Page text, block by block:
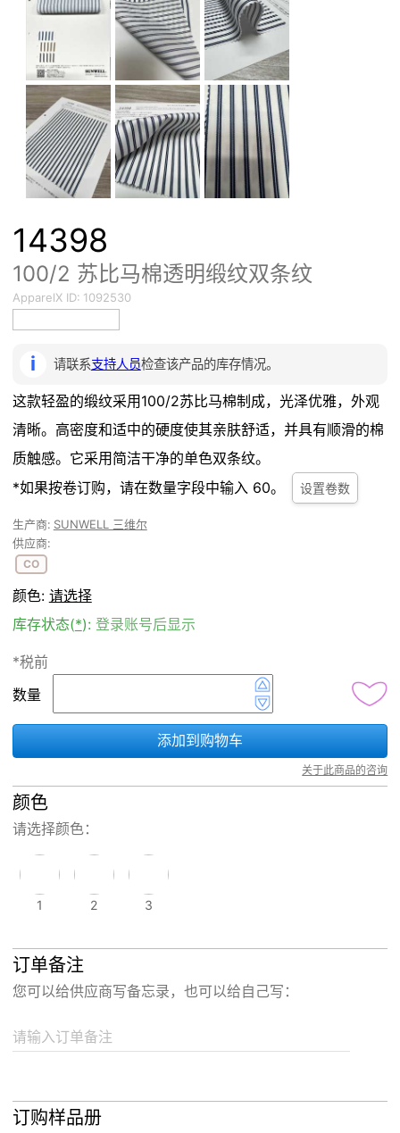
14398
100/2 苏比马棉透明缎纹双条纹
ApparelX ID: 1092530
请联系支持人员检查该产品的库存情况。
这款轻盈的缎纹采用100/2苏比马棉制成，光泽优雅，外观
清晰。高密度和适中的硬度使其亲肤舒适，并具有顺滑的棉
质触感。它采用简洁干净的单色双条纹。
*如果按卷订购，请在数量字段中输入 60。
设置卷数
生产商: SUNWELL 三维尔
供应商:
CO
颜色: 请选择
库存状态(*): 登录账号后显示
*税前
数量
添加到购物车
关于此商品的咨询
颜色
请选择颜色：
1 2 3
订单备注
您可以给供应商写备忘录，也可以给自己写：
请输入订单备注
订购样品册